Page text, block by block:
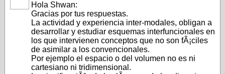
Hola Shwan:
Gracias por tus respuestas.
La actividad y experiencia inter-modales, obligan a
desarrollar y estudiar esquemas interfuncionales en
los que intervienen conceptos que no son fÃ¡ciles
de asimilar a los convencionales.
Por ejemplo el espacio o del volumen no es ni
cartesiano ni tridimensional.